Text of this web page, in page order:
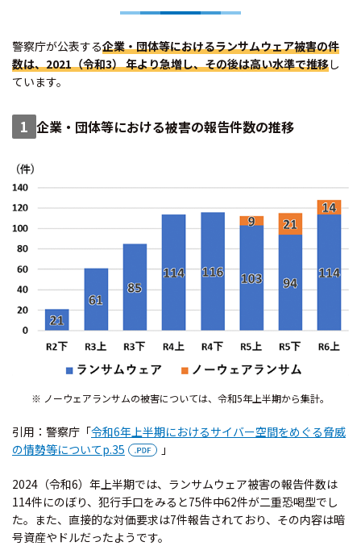
警察庁が公表する企業・団体等におけるランサムウェア被害の件
数は、2021（令和3）年より急増し、その後は高い水準で推移し
ています。
1 企業・団体等における被害の報告件数の推移
ノーウェアランサムの被害については、令和5年上半期から集計。
引用：警察庁「令和6年上半期におけるサイバー空間をめぐる脅威
の情勢等についてp.35
」
2024（令和6）年上半期では、ランサムウェア被害の報告件数は
114件にのぼり、犯行手口をみると75件中62件が二重恐喝型でし
た。また、直接的な対価要求は7件報告されており、その内容は暗
号資産やドルだったようです。